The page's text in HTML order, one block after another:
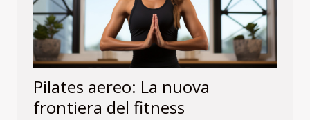
Pilates aereo: La nuova
frontiera del fitness